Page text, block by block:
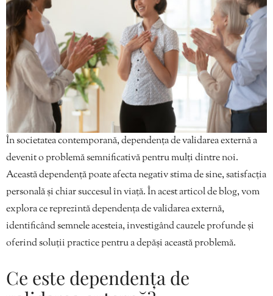
În societatea contemporană, dependența de validarea externă a
devenit o problemă semnificativă pentru mulți dintre noi.
Această dependență poate afecta negativ stima de sine, satisfacția
personală și chiar succesul în viață. În acest articol de blog, vom
explora ce reprezintă dependența de validarea externă,
identificând semnele acesteia, investigând cauzele profunde și
oferind soluții practice pentru a depăși această problemă.
Ce este dependența de